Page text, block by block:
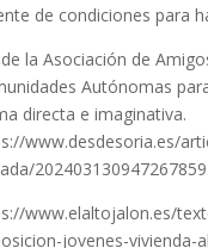
de condiciones para
la Asociación de
Autónomas
directa e imaginativa.
www.desdesoria.es/
www.elaltojalon.es/
jovenes-vivienda-